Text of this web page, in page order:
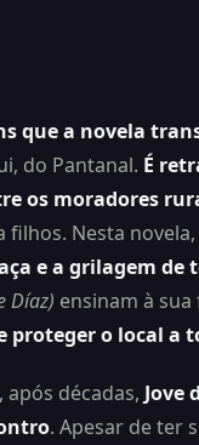
que a novela
do Pantanal. É
os moradores
filhos. Nesta novela,
e a grilagem de
Díaz) ensinam à sua
proteger o local a
, após décadas, Jove
. Apesar de ter